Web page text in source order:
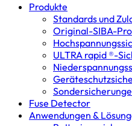
Produkte
Standards und
Original-SIBA-
ULTRA rapid ®-
Fuse Detector
Anwendungen &